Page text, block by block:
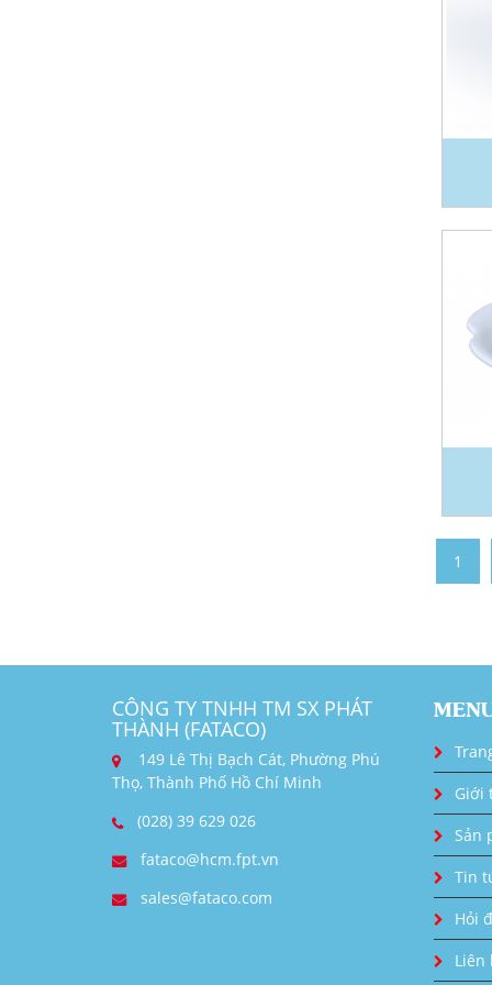
1
CÔNG TY TNHH TM SX PHÁT
THÀNH (FATACO)
149 Lê Thị Bạch Cát, Phường Phú
Thọ, Thành Phố Hồ Chí Minh
(028) 39 629 026
fataco@hcm.fpt.vn
sales@fataco.com
Giới
Sản
Tin
Hỏi
Liên